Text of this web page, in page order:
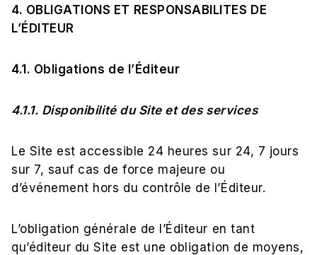
4. OBLIGATIONS ET RESPONSABILITES DE
L’ÉDITEUR
4.1. Obligations de l’Éditeur
4.1.1. Disponibilité du Site et des services
Le Site est accessible 24 heures sur 24, 7 jours
sur 7, sauf cas de force majeure ou
d’événement hors du contrôle de l’Éditeur.
L’obligation générale de l’Éditeur en tant
qu’éditeur du Site est une obligation de moyens,